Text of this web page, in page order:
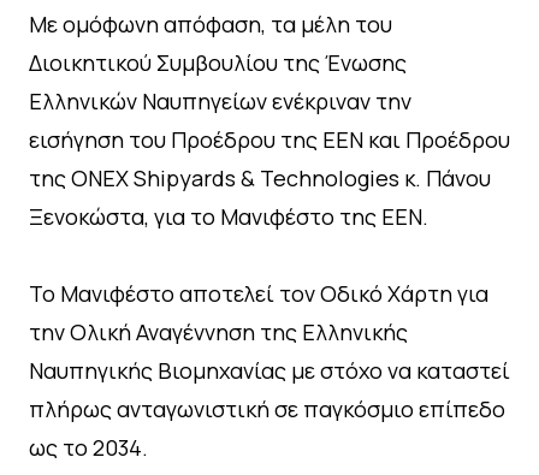
Με ομόφωνη απόφαση, τα μέλη του
Διοικητικού Συμβουλίου της Ένωσης
Ελληνικών Ναυπηγείων ενέκριναν την
εισήγηση του Προέδρου της ΕΕΝ και Προέδρου
της ONEX Shipyards & Technologies κ. Πάνου
Ξενοκώστα, για το Μανιφέστο της ΕΕΝ.
Το Μανιφέστο αποτελεί τον Οδικό Χάρτη για
την Ολική Αναγέννηση της Ελληνικής
Ναυπηγικής Βιομηχανίας με στόχο να καταστεί
πλήρως ανταγωνιστική σε παγκόσμιο επίπεδο
ως το 2034.